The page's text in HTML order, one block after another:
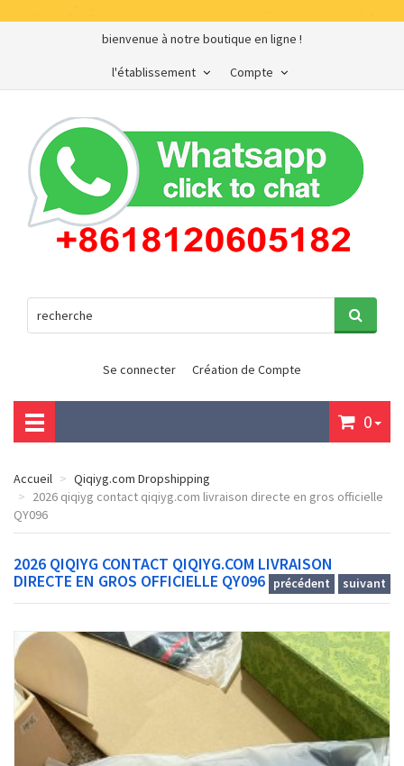
bienvenue à notre boutique en ligne !
Compte
l'établissement
Se connecter Création de Compte
0
Accueil
Qiqiyg.com Dropshipping
2026 qiqiyg contact qiqiyg.com livraison directe en gros officielle
QY096
2026 QIQIYG CONTACT QIQIYG.COM LIVRAISON
DIRECTE EN GROS OFFICIELLE QY096 précédent suivant